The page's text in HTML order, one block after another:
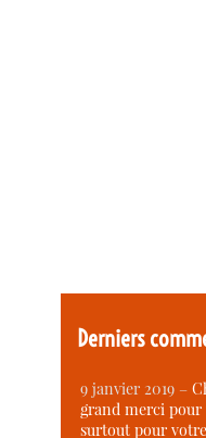
Derniers
9 janvier 2019 –
grand merci
surtout pour